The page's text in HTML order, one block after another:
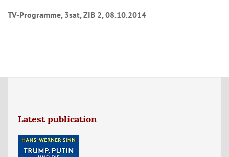
TV-Programme, 3sat, ZIB 2, 08.10.2014
Latest publication